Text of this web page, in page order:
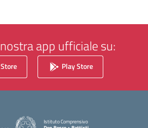
app ufficiale su:
Play Store
Istituto Comprensivo